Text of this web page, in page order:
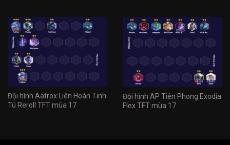
Đội hình Aatrox Liên Hoàn Tinh
Tú Reroll TFT mùa 17
Đội hình AP Tiên Phong Exodia
Flex TFT mùa 17